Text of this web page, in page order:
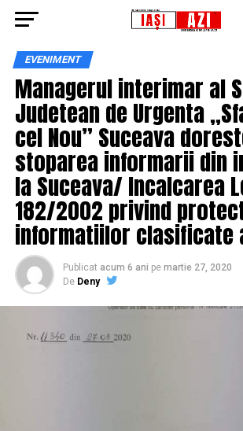
EVENIMENT
Managerul interimar al
Judetean de Urgenta
cel Nou” Suceava
stoparea informarii din
la Suceava/ Incalcarea
182/2002 privind
informatiilor clasificate
Publicat acum 6 ani pe martie 27, 2020
De Deny